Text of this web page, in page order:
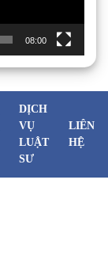
08:00
DỊCH
VỤ
LUẬT
SƯ
LIÊN
HỆ